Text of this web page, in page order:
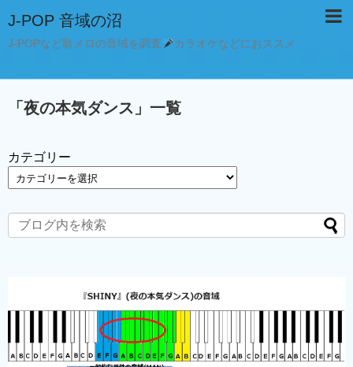
J-POP 音域の沼
J-POPなど歌メロの音域を調査 カラオケなどにおススメ
「 夜の本気ダンス 」 一覧
カテゴリー